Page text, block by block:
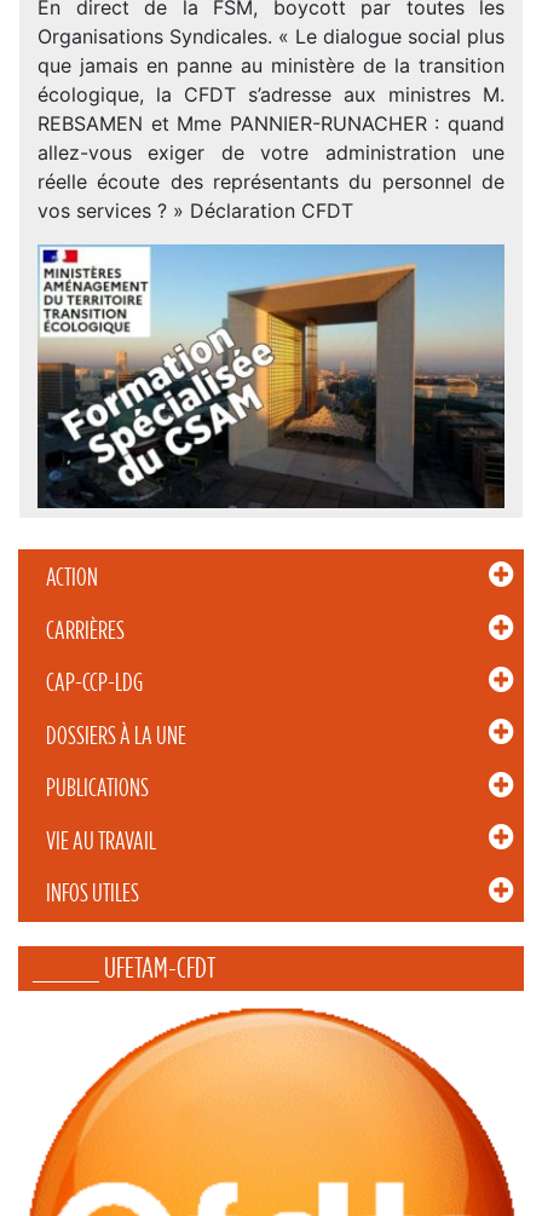
ACTION
CARRIÈRES
CAP-CCP-LDG
DOSSIERS À LA UNE
PUBLICATIONS
VIE AU TRAVAIL
INFOS UTILES
_____ UFETAM-CFDT
En direct de la FSM, boycott par toutes les
Organisations Syndicales. « Le dialogue social plus
que jamais en panne au ministère de la transition
écologique, la CFDT s’adresse aux ministres M.
REBSAMEN et Mme PANNIER-RUNACHER : quand
allez-vous exiger de votre administration une
réelle écoute des représentants du personnel de
vos services ? » Déclaration CFDT